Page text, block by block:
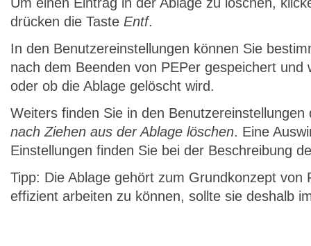
drücken die Taste Entf.
In den Benutzereinstellungen können Sie
nach dem Beenden von PEPer gespeichert und
oder ob die Ablage gelöscht wird.
Weiters finden Sie in den
nach Ziehen aus der Ablage löschen. Eine
Einstellungen finden Sie bei der Beschreibung
Tipp: Die Ablage gehört zum Grundkonzept von
effizient arbeiten zu können, sollte sie deshalb